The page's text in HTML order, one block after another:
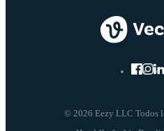
© 2026 Eezy LLC Todos